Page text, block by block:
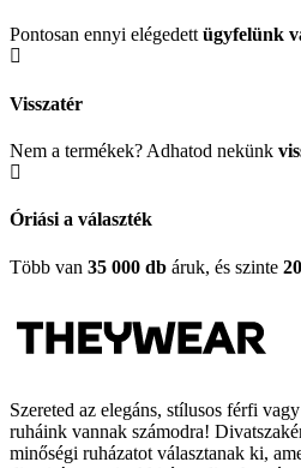
Pontosan ennyi elégedettügyfelünk
Visszatér
Nem a termékek? Adhatod nekünk
Óriási a választék
Több van 35 000 db áruk, és szinte
Szereted az elegáns, stílusos férfi
ruháink vannak számodra!
minőségi ruházatot választanak ki,